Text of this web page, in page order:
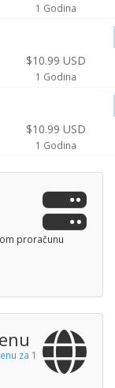
1 Godina
$10.99 USD
1 Godina
$10.99 USD
1 Godina
proračunu
za 1